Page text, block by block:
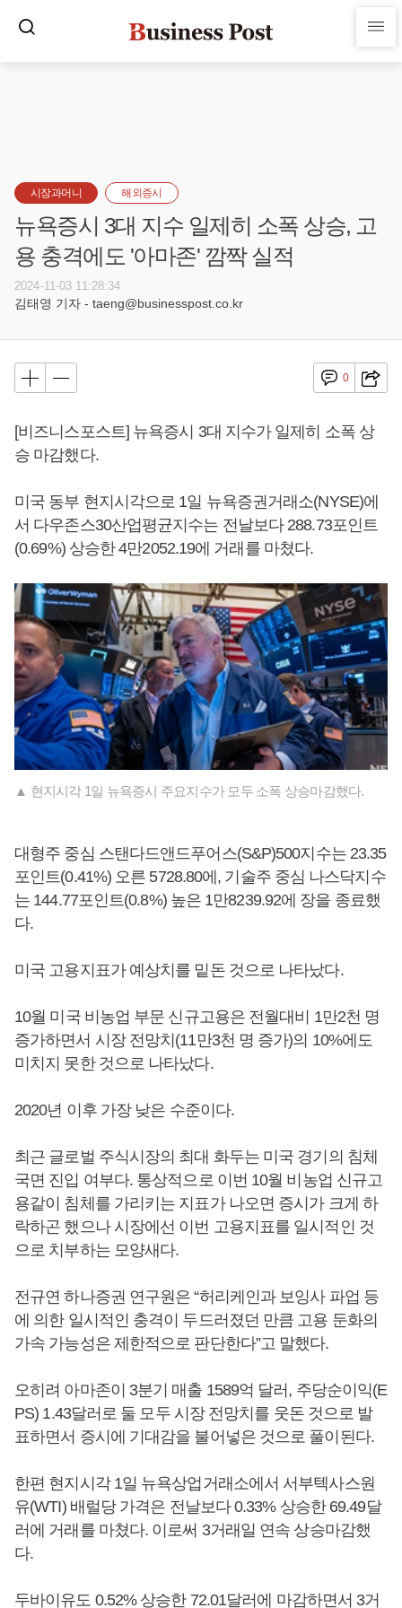
시장과머니 해외증시
뉴욕증시 3대 지수 일제히 소폭 상승, 고
용 충격에도 '아마존' 깜짝 실적
2024-11-03 11:28:34
김태영 기자 - taeng@businesspost.co.kr
0
[비즈니스포스트] 뉴욕증시 3대 지수가 일제히 소폭 상
승 마감했다.
미국 동부 현지시각으로 1일 뉴욕증권거래소(NYSE)에
서 다우존스30산업평균지수는 전날보다 288.73포인트
(0.69%) 상승한 4만2052.19에 거래를 마쳤다.
▲ 현지시각 1일 뉴욕증시 주요지수가 모두 소폭 상승마감했다.
대형주 중심 스탠다드앤드푸어스(S&P)500지수는 23.35
포인트(0.41%) 오른 5728.80에, 기술주 중심 나스닥지수
는 144.77포인트(0.8%) 높은 1만8239.92에 장을 종료했
다.
미국 고용지표가 예상치를 밑돈 것으로 나타났다.
10월 미국 비농업 부문 신규고용은 전월대비 1만2천 명
증가하면서 시장 전망치(11만3천 명 증가)의 10%에도
미치지 못한 것으로 나타났다.
2020년 이후 가장 낮은 수준이다.
최근 글로벌 주식시장의 최대 화두는 미국 경기의 침체
국면 진입 여부다. 통상적으로 이번 10월 비농업 신규고
용같이 침체를 가리키는 지표가 나오면 증시가 크게 하
락하곤 했으나 시장에선 이번 고용지표를 일시적인 것
으로 치부하는 모양새다.
전규연 하나증권 연구원은 “허리케인과 보잉사 파업 등
에 의한 일시적인 충격이 두드러졌던 만큼 고용 둔화의
가속 가능성은 제한적으로 판단한다”고 말했다.
오히려 아마존이 3분기 매출 1589억 달러, 주당순이익(E
PS) 1.43달러로 둘 모두 시장 전망치를 웃돈 것으로 발
표하면서 증시에 기대감을 불어넣은 것으로 풀이된다.
한편 현지시각 1일 뉴욕상업거래소에서 서부텍사스원
유(WTI) 배럴당 가격은 전날보다 0.33% 상승한 69.49달
러에 거래를 마쳤다. 이로써 3거래일 연속 상승마감했
다.
두바이유도 0.52% 상승한 72.01달러에 마감하면서 3거